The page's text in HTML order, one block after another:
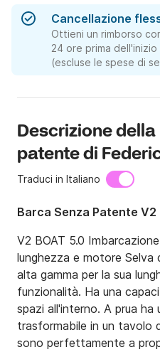
Cancellazione
Ottieni un rimborso
24 ore prima
(escluse le spese di
Descrizione
patente di
Traduci in Italiano
Barca Senza Patente V2
V2 BOAT 5.0
lunghezza e motore Selva
alta gamma per la sua
funzionalità. Ha una
spazi all'interno. A prua ha
trasformabile in un tavolo
sono perfettamente a